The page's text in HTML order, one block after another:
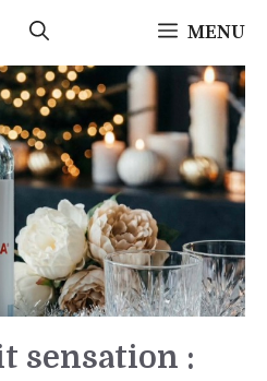
MENU
sensation :